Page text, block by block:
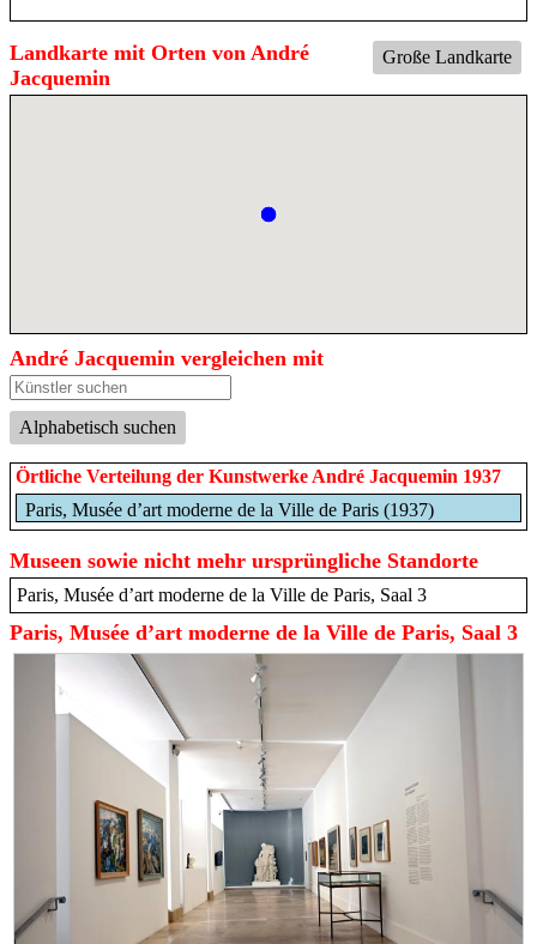
Große Landkarte
Landkarte mit Orten von André
Jacquemin
André Jacquemin vergleichen mit
Alphabetisch suchen
Örtliche Verteilung der Kunstwerke André Jacquemin 1937
Paris, Musée d’art moderne de la Ville de Paris (1937)
Museen sowie nicht mehr ursprüngliche Standorte
Paris, Musée d’art moderne de la Ville de Paris, Saal 3
Paris, Musée d’art moderne de la Ville de Paris, Saal 3